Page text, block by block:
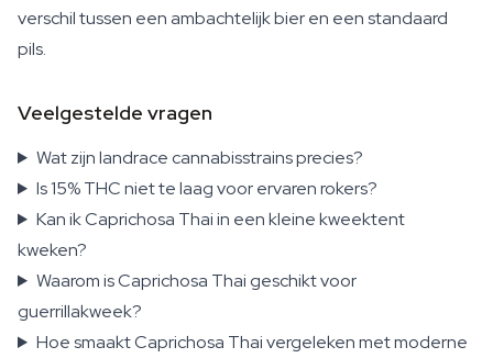
verschil tussen een ambachtelijk bier en een standaard
pils.
Veelgestelde vragen
Wat zijn landrace cannabisstrains precies?
Is 15% THC niet te laag voor ervaren rokers?
Kan ik Caprichosa Thai in een kleine kweektent
kweken?
Waarom is Caprichosa Thai geschikt voor
guerrillakweek?
Hoe smaakt Caprichosa Thai vergeleken met moderne